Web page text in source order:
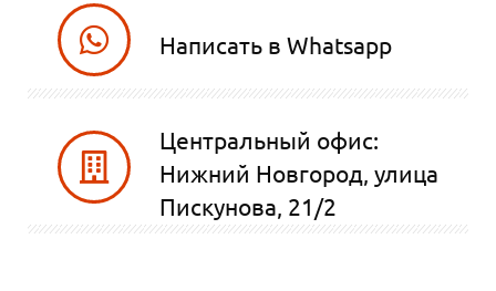
Написать в Whatsapp
Центральный офис:
Нижний Новгород, улица
Пискунова, 21/2